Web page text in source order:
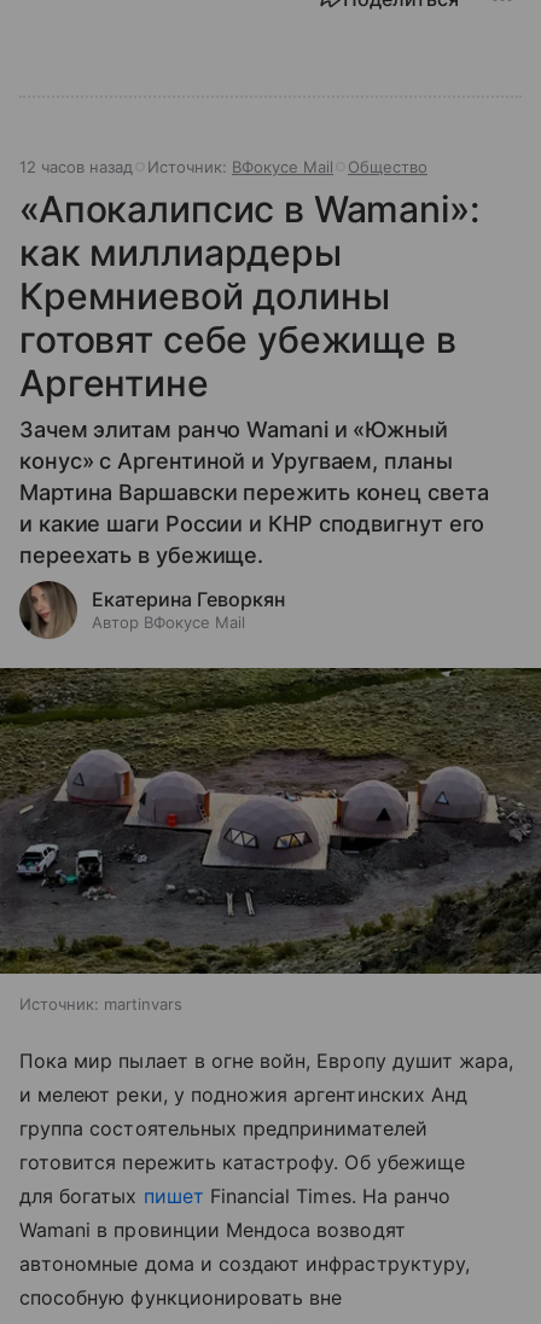
12 часов назад Источник: ВФокусе Mail Общество
«Апокалипсис в Wamani»:
как миллиардеры
Кремниевой долины
готовят себе убежище в
Аргентине
Зачем элитам ранчо Wamani и «Южный
конус» с Аргентиной и Уругваем, планы
Мартина Варшавски пережить конец света
и какие шаги России и КНР сподвигнут его
переехать в убежище.
Екатерина Геворкян
Автор ВФокусе Mail
Источник: martinvars
Пока мир пылает в огне войн, Европу душит жара,
и мелеют реки, у подножия аргентинских Анд
группа состоятельных предпринимателей
готовится пережить катастрофу. Об убежище
для богатых пишет Financial Times. На ранчо
Wamani в провинции Мендоса возводят
автономные дома и создают инфраструктуру,
способную функционировать вне